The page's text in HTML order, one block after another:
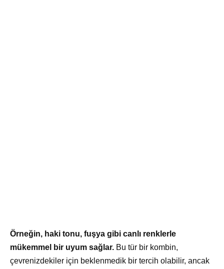
Örneğin, haki tonu, fuşya gibi canlı renklerle
mükemmel bir uyum sağlar. Bu tür bir kombin,
çevrenizdekiler için beklenmedik bir tercih olabilir, ancak